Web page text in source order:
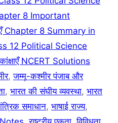
8 Important
Chapter 8 Summary in
12 Political Science
NCERT Solutions
,जम्मू-कश्मीर पंजाब और
, भारत की संघीय व्यवस्था, भारत
समाधान, भाषाई राज्य,